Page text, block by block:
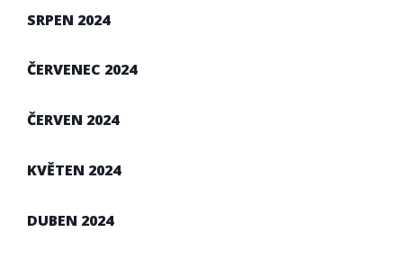
SRPEN 2024
ČERVENEC 2024
ČERVEN 2024
KVĚTEN 2024
DUBEN 2024